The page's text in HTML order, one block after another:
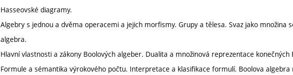
Hasseovské diagramy.
Algebry s jednou a dvěma operacemi a jejich morfismy. Grupy a tělesa. Svaz jako množina
algebra.
Hlavní vlastnosti a zákony Boolových algeber. Dualita a množinová reprezentace konečných
Formule a sémantika výrokového počtu. Interpretace a klasifikace formulí. Boolova